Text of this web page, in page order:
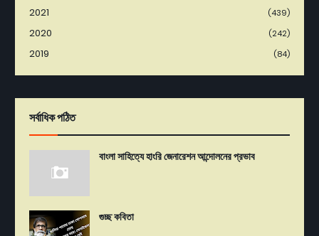
2021 (439)
2020 (242)
2019 (84)
সর্বাধিক পঠিত
বাংলা সাহিত্যে হাংরি জেনারেশন আন্দোলনের প্রভাব
গুচ্ছ কবিতা